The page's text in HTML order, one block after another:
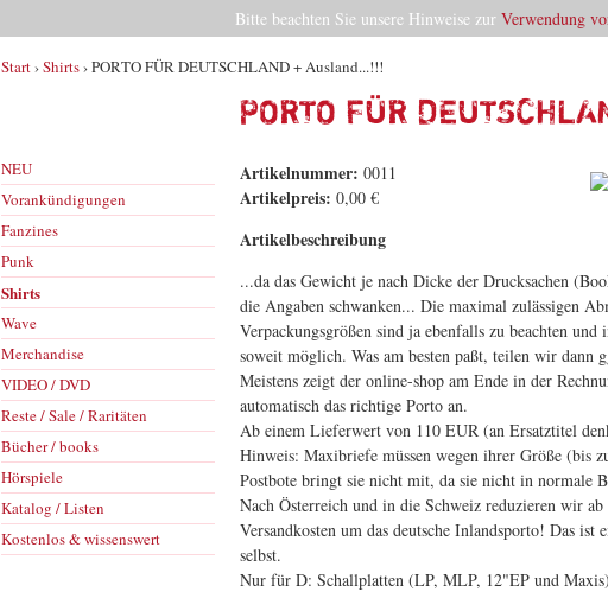
Start›Shirts› PORTO FÜR DEUTSCHLAND + Ausland...!!!
PORTO FÜR
NEU
Vorankündigungen
Fanzines
Punk
Shirts
Wave
Merchandise
VIDEO / DVD
Reste / Sale / Raritäten
Bücher / books
Hörspiele
Katalog / Listen
Kostenlos & wissenswert
Artikelnummer: 0011
Artikelpreis: 0,00 €
Artikelbeschreibung
...da das Gewicht je nach Dicke der Drucksachen
die Angaben schwanken... Die maximal zulässigen
Verpackungsgrößen sind ja ebenfalls zu beachten
soweit möglich. Was am besten paßt, teilen wir
Meistens zeigt der online-shop am Ende in der
automatisch das richtige Porto an.
Ab einem Lieferwert von 110 EUR (an Ersatztitel
Hinweis: Maxibriefe müssen wegen ihrer Größe (bis
Postbote bringt sie nicht mit, da sie nicht in normale
Nach Österreich und in die Schweiz reduzieren wir
Versandkosten um das deutsche Inlandsporto! Das
selbst.
Nur für D: Schallplatten (LP, MLP, 12"EP und
Bitte beachten Sie unsere Hinweise zur Verwendung